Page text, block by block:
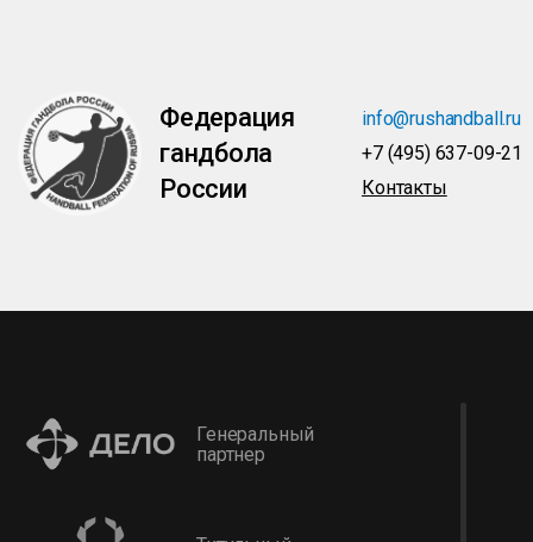
Федерация
гандбола
России
info@rushandball.ru
+7 (495) 637-09-21
Контакты
Генеральный
партнер